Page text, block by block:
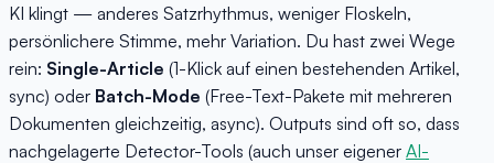
KI klingt — anderes Satzrhythmus, weniger Floskeln,
persönlichere Stimme, mehr Variation. Du hast zwei Wege
rein: Single-Article (1-Klick auf einen bestehenden Artikel,
sync) oder Batch-Mode (Free-Text-Pakete mit mehreren
Dokumenten gleichzeitig, async). Outputs sind oft so, dass
nachgelagerte Detector-Tools (auch unser eigener AI-